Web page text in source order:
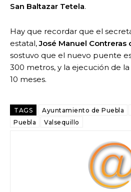
San Baltazar Tetela.
Hay que recordar que el
estatal,José Manuel Contreras
sostuvo que el nuevo puente
300 metros, y la ejecución de
10 meses.
TAGS Ayuntamiento de Puebla
Puebla
Valsequillo